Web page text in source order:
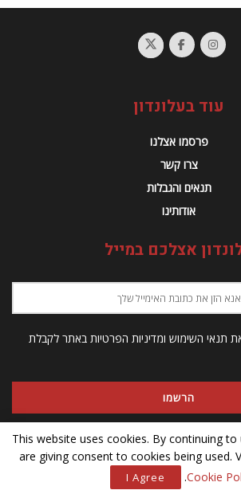
עוד בעלונדון
פרסמו אצלנו
צרו קשר
תנאים והגבלות
אודותינו
אצלכם במייל
תנאי השימוש ומדיניות הפרטיות באתר לקבלת
This website uses cookies. By continuing
are giving consent to cookies being used.
Cookie
.
I Agree